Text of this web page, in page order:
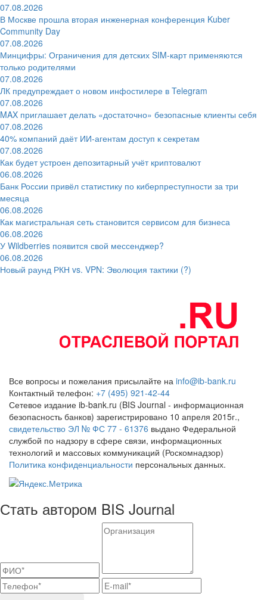
07.08.2026
В Москве прошла вторая инженерная конференция Kuber
Community Day
07.08.2026
Минцифры: Ограничения для детских SIM-карт применяются
только родителями
07.08.2026
ЛК предупреждает о новом инфостилере в Telegram
07.08.2026
MAX приглашает делать «достаточно» безопасные клиенты себя
07.08.2026
40% компаний даёт ИИ‑агентам доступ к секретам
07.08.2026
Как будет устроен депозитарный учёт криптовалют
06.08.2026
Банк России привёл статистику по киберпреступности за три
месяца
06.08.2026
Как магистральная сеть становится сервисом для бизнеса
06.08.2026
У Wildberries появится свой мессенджер?
06.08.2026
Новый раунд РКН vs. VPN: Эволюция тактики (?)
Все вопросы и пожелания присылайте на info@ib-bank.ru
Контактный телефон: +7 (495) 921-42-44
Сетевое издание ib-bank.ru (BIS Journal - информационная
безопасность банков) зарегистрировано 10 апреля 2015г.,
свидетельство ЭЛ № ФС 77 - 61376 выдано Федеральной
службой по надзору в сфере связи, информационных
технологий и массовых коммуникаций (Роскомнадзор)
Политика конфиденциальности персональных данных.
Стать автором BIS Journal